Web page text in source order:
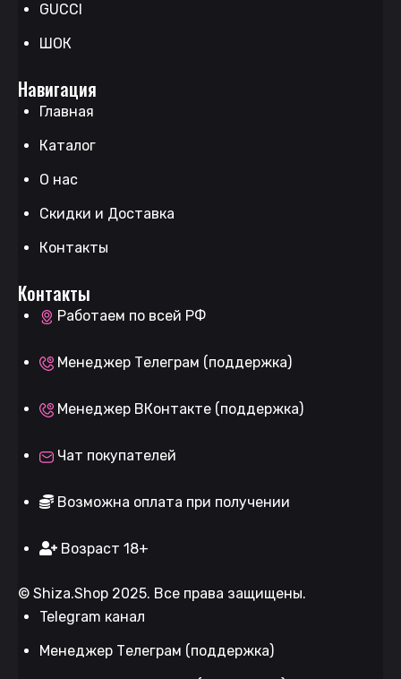
GUCCI
ШОК
Навигация
Главная
Каталог
О нас
Скидки и Доставка
Контакты
Контакты
Работаем по всей РФ
Менеджер Телеграм (поддержка)
Менеджер ВКонтакте (поддержка)
Чат покупателей
Возможна оплата при получении
Возраст 18+
© Shiza.Shop 2025. Все права защищены.
Telegram канал
Менеджер Телеграм (поддержка)